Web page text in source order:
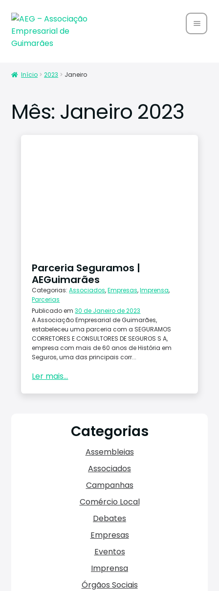
Início 2023 Janeiro
Mês: Janeiro 2023
Parceria Seguramos |
AEGuimarães
Categorias:Associados,Empresas,Imprensa,
Parcerias
Publicado em30 de Janeiro de 2023
A Associação Empresarial de Guimarães,
estabeleceu uma parceria com a SEGURAMOS
CORRETORES E CONSULTORES DE SEGUROS S A,
empresa com mais de 60 anos de História em
Seguros, uma das principais corr...
Ler mais...
Categorias
Assembleias
Associados
Campanhas
Comércio Local
Debates
Empresas
Eventos
Imprensa
Órgãos Sociais